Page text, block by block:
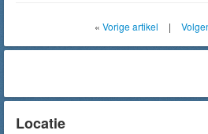
« Vorige artikel |
Locatie